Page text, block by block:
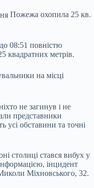
Пожежа охопила 25 кв.
08:51 повністю
квадратних метрів.
на місці
не загинув і не
представники
усі обставини та точні
столиці стався вибух у
інцидент
Міхновського, 32.